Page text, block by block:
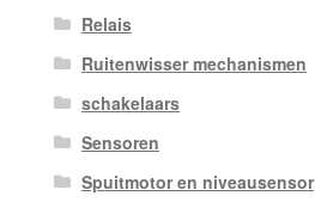
Relais
Ruitenwisser mechanismen
schakelaars
Sensoren
Spuitmotor en niveausensor